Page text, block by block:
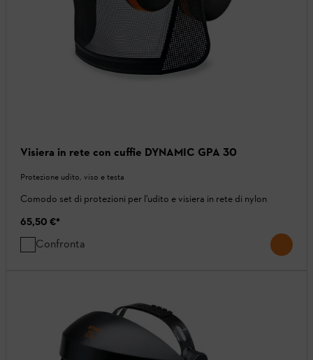
Visiera in rete con cuffie DYNAMIC GPA 30
Protezione udito, viso e testa
Comodo set di protezioni per l'udito e visiera in rete di nylon
65,50 €*
Confronta